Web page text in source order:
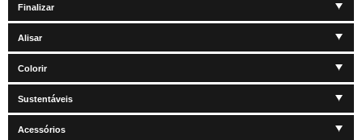
Finalizar
Alisar
Colorir
Sustentáveis
Acessórios